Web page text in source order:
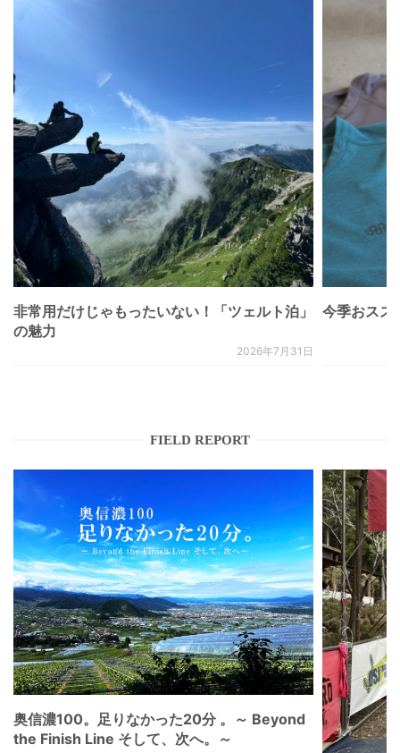
非常用だけじゃもったいない！「ツェルト泊」
の魅力
2026年7月31日
今季おスス
FIELD REPORT
奥信濃100。足りなかった20分 。～ Beyond
the Finish Line そして、次へ。～